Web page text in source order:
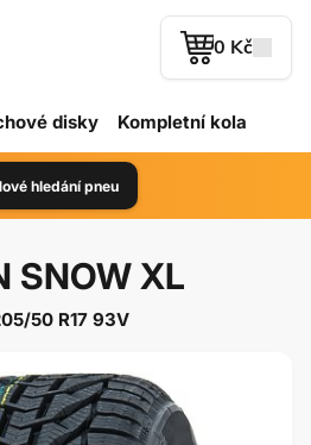
0 Kč
disky Kompletní kola
hledání pneu
SNOW XL
50 R17 93V